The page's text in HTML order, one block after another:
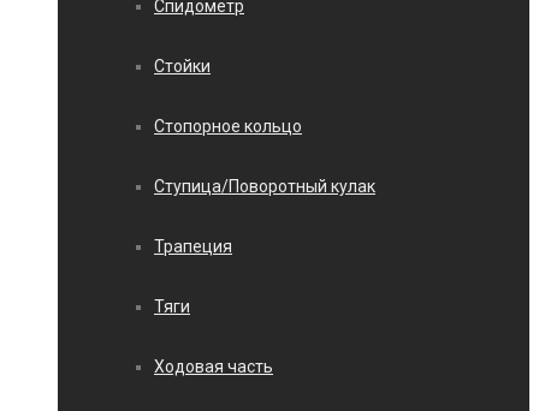
Спидометр
Стойки
Стопорное кольцо
Ступица/Поворотный кулак
Трапеция
Тяги
Ходовая часть